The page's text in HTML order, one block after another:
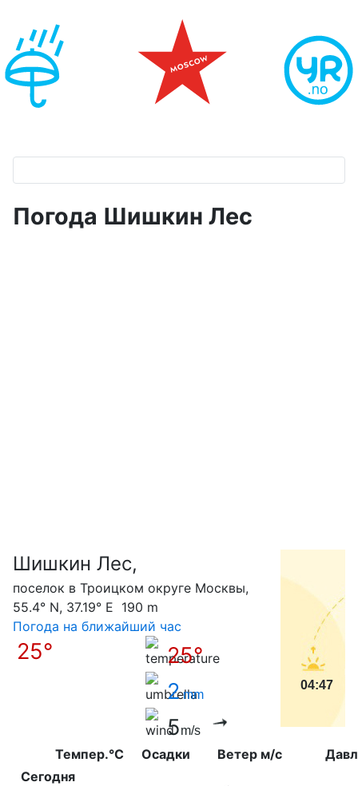
Погода Шишкин Лес
Шишкин Лес,
поселок в Троицком округе Москвы,
55.4° N, 37.19° E 190 m
Погода на ближайший час
25°
25°
2mm
5m/s
04:47
Темпер.°C Осадки Ветер м/с
Сегодня